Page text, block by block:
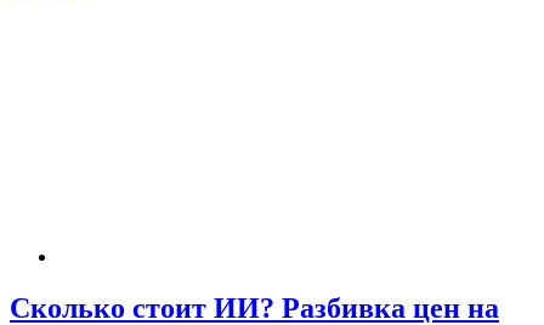
Сколько стоит ИИ? Разбивка цен на